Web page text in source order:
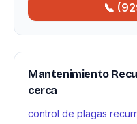
📞
Mantenimiento
cerca
control de plagas